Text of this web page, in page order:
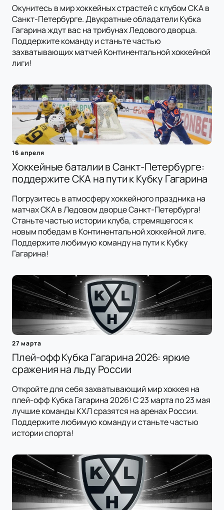
Окунитесь в мир хоккейных страстей с клубом СКА в
Санкт-Петербурге. Двукратные обладатели Кубка
Гагарина ждут вас на трибунах Ледового дворца.
Поддержите команду и станьте частью
захватывающих матчей Континентальной хоккейной
лиги!
16 апреля
Хоккейные баталии в Санкт-Петербурге:
поддержите СКА на пути к Кубку Гагарина
Погрузитесь в атмосферу хоккейного праздника на
матчах СКА в Ледовом дворце Санкт-Петербурга!
Станьте частью истории клуба, стремящегося к
новым победам в Континентальной хоккейной лиге.
Поддержите любимую команду на пути к Кубку
Гагарина!
27 марта
Плей-офф Кубка Гагарина 2026: яркие
сражения на льду России
Откройте для себя захватывающий мир хоккея на
плей-офф Кубка Гагарина 2026! С 23 марта по 23 мая
лучшие команды КХЛ сразятся на аренах России.
Поддержите любимую команду и станьте частью
истории спорта!